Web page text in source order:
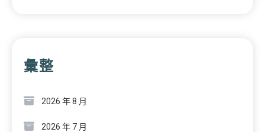
彙整
2026 年 8 月
2026 年 7 月